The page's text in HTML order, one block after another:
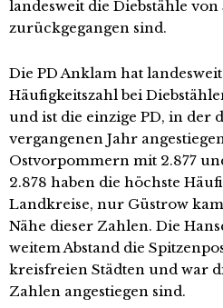
landesweit die Diebstähle von
zurückgegangen sind.
Die PD Anklam hat
Häufigkeitszahl bei
und ist die einzige PD, in der
vergangenen Jahr
Ostvorpommern mit 2.877
2.878 haben die höchste
Landkreise, nur Güstrow
Nähe dieser Zahlen. Die
weitem Abstand die
kreisfreien Städten und war
Zahlen angestiegen sind.